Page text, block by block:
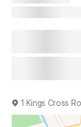
1 Kings Cross